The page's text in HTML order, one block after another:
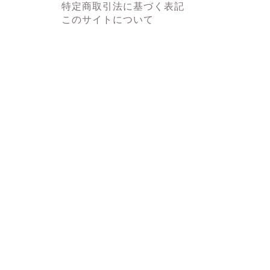
特定商取引法に基づく表記
このサイトについて